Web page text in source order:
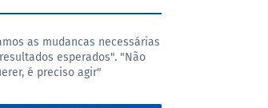
as mudancas necessárias
esperados". "Não
é preciso agir"